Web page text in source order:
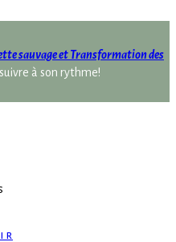
sauvage et Transformation des
à son rythme!